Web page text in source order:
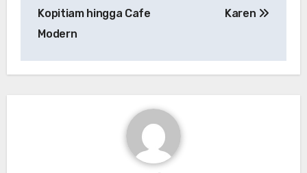
Kopitiam hingga Cafe
Modern
Karen